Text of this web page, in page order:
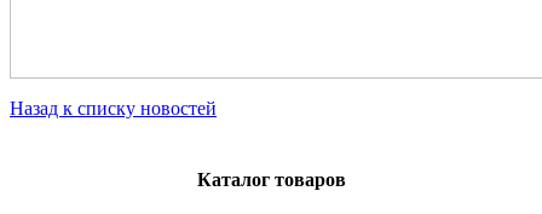
Назад к списку новостей
Каталог товаров